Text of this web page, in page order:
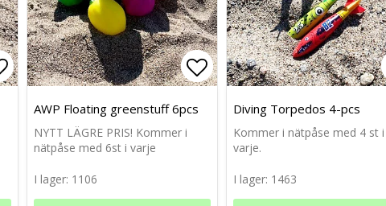
Lägg till i favoritlistan
Lägg till i favoritlistanLägg till i favoritlistan
Lägg till i favoritlistan
AWP Floating greenstuff 6pcs
NYTT LÄGRE PRIS! Kommer i
nätpåse med 6st i varje
I lager: 1106
Diving Torpedos 4-pcs
Kommer i nätpåse med 4 st i
varje.
I lager: 1463